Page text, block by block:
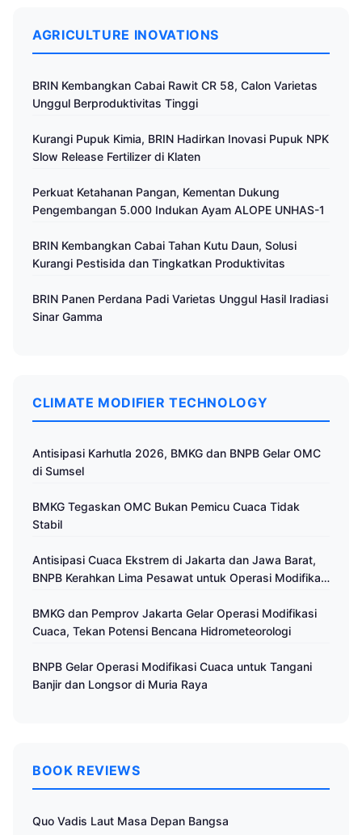
AGRICULTURE INOVATIONS
BRIN Kembangkan Cabai Rawit CR 58, Calon Varietas
Unggul Berproduktivitas Tinggi
Kurangi Pupuk Kimia, BRIN Hadirkan Inovasi Pupuk NPK
Slow Release Fertilizer di Klaten
Perkuat Ketahanan Pangan, Kementan Dukung
Pengembangan 5.000 Indukan Ayam ALOPE UNHAS-1
BRIN Kembangkan Cabai Tahan Kutu Daun, Solusi
Kurangi Pestisida dan Tingkatkan Produktivitas
BRIN Panen Perdana Padi Varietas Unggul Hasil Iradiasi
Sinar Gamma
CLIMATE MODIFIER TECHNOLOGY
Antisipasi Karhutla 2026, BMKG dan BNPB Gelar OMC
di Sumsel
BMKG Tegaskan OMC Bukan Pemicu Cuaca Tidak
Stabil
Antisipasi Cuaca Ekstrem di Jakarta dan Jawa Barat,
BNPB Kerahkan Lima Pesawat untuk Operasi Modifikasi
BMKG dan Pemprov Jakarta Gelar Operasi Modifikasi
Cuaca, Tekan Potensi Bencana Hidrometeorologi
BNPB Gelar Operasi Modifikasi Cuaca untuk Tangani
Banjir dan Longsor di Muria Raya
BOOK REVIEWS
Quo Vadis Laut Masa Depan Bangsa